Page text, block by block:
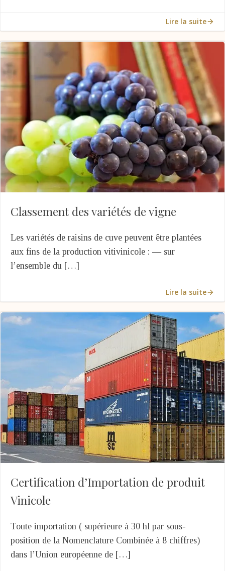
Lire la suite
Classement des variétés de vigne
Les variétés de raisins de cuve peuvent être plantées
aux fins de la production vitivinicole : ― sur
l’ensemble du […]
Lire la suite
Certification d’Importation de produit
Vinicole
Toute importation ( supérieure à 30 hl par sous-
position de la Nomenclature Combinée à 8 chiffres)
dans l’Union européenne de […]